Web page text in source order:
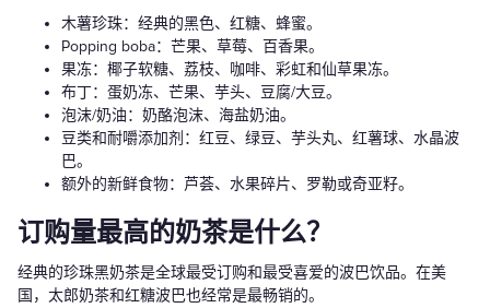
木薯珍珠：经典的黑色、红糖、蜂蜜。
Popping boba：芒果、草莓、百香果。
果冻：椰子软糖、荔枝、咖啡、彩虹和仙草果冻。
布丁：蛋奶冻、芒果、芋头、豆腐/大豆。
泡沫/奶油：奶酪泡沫、海盐奶油。
豆类和耐嚼添加剂：红豆、绿豆、芋头丸、红薯球、水晶波
巴。
额外的新鲜食物：芦荟、水果碎片、罗勒或奇亚籽。
订购量最高的奶茶是什么？
经典的珍珠黑奶茶是全球最受订购和最受喜爱的波巴饮品。在美
国，太郎奶茶和红糖波巴也经常是最畅销的。